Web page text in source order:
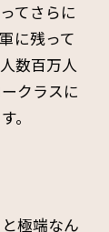
てさらに
に残って
数百万人
クラスに
。
極端なん